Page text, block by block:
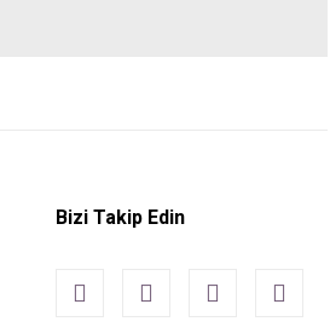
Bizi Takip Edin